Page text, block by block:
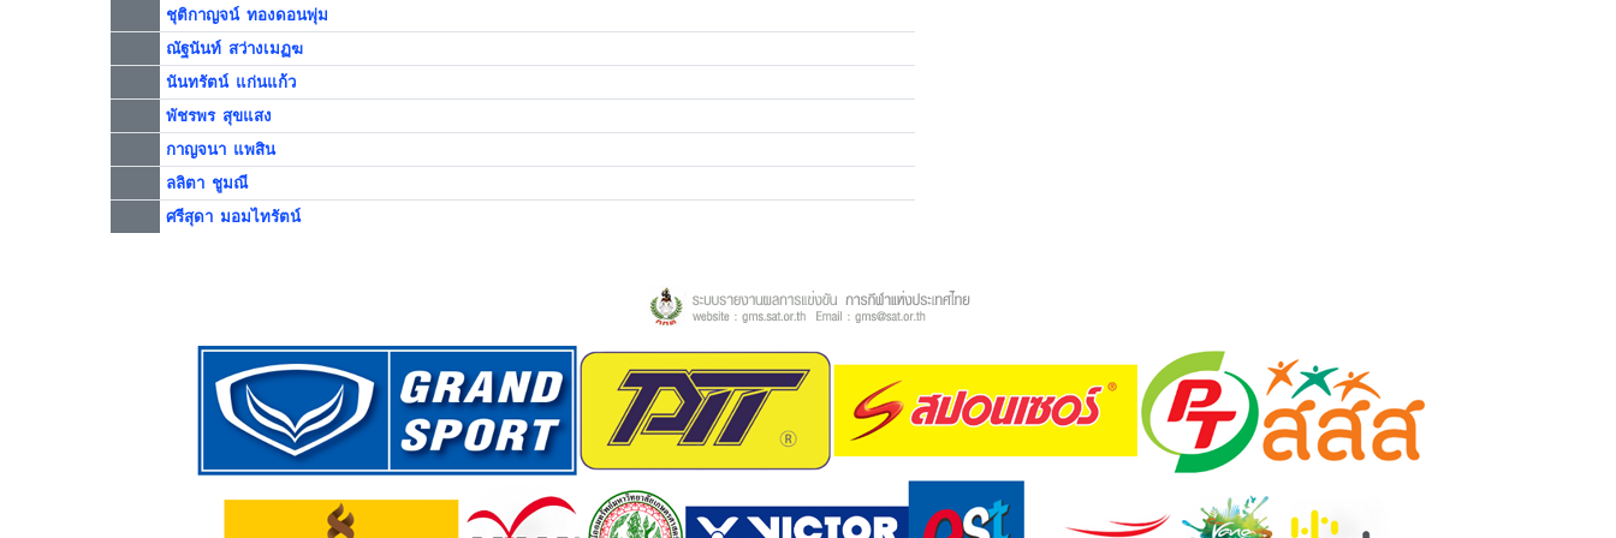
ชุติกาญจน์ ทองดอนพุ่ม
ณัฐนันท์ สว่างเมฏฆ
นันทรัตน์ แก่นแก้ว
พัชรพร สุขแสง
กาญจนา แพสิน
ลลิตา ชูมณี
ศรีสุดา มอมไทรัตน์